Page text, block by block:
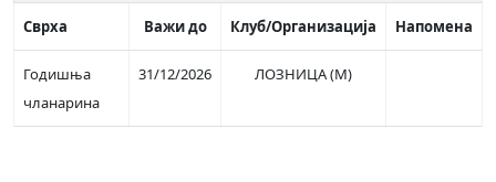
Сврха Важи до Клуб/Организација Напомена
Годишња
чланарина
31/12/2026 ЛОЗНИЦА (М)